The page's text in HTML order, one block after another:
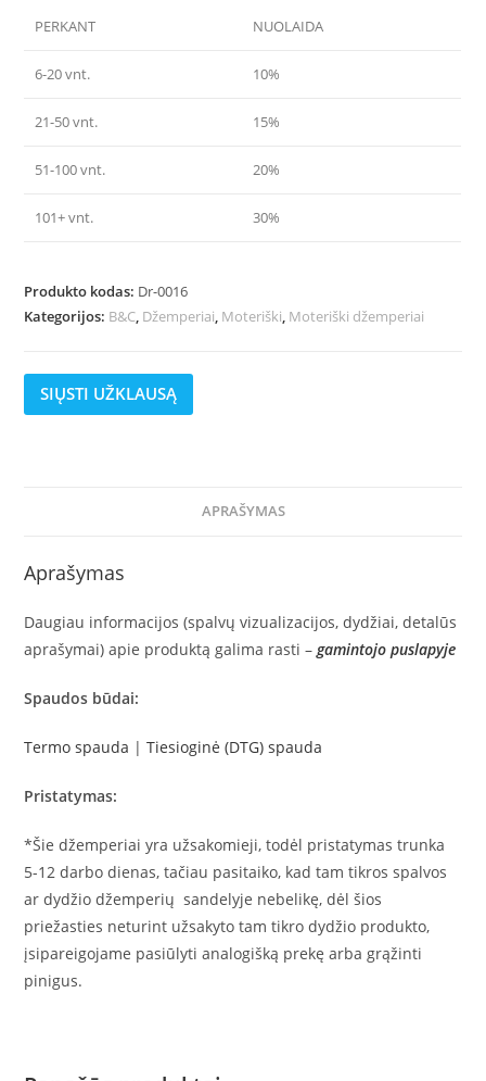
PERKANT NUOLAIDA
6-20 vnt. 10%
21-50 vnt. 15%
51-100 vnt. 20%
101+ vnt. 30%
Produkto kodas: Dr-0016
Kategorijos: B&C, Džemperiai, Moteriški, Moteriški džemperiai
SIŲSTI UŽKLAUSĄ
APRAŠYMAS
Aprašymas
Daugiau informacijos (spalvų vizualizacijos, dydžiai, detalūs
aprašymai) apie produktą galima rasti –gamintojo puslapyje
Spaudos būdai:
Termo spauda |Tiesioginė (DTG) spauda
Pristatymas:
*Šie džemperiai yra užsakomieji, todėl pristatymas trunka
5-12 darbo dienas, tačiau pasitaiko, kad tam tikros spalvos
ar dydžio džemperių sandelyje nebelikę, dėl šios
priežasties neturint užsakyto tam tikro dydžio produkto,
įsipareigojame pasiūlyti analogišką prekę arba grąžinti
pinigus.